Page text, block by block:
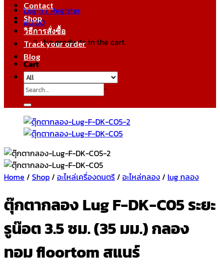
Login / Register
฿0.00
No products in the cart.
Cart
No products in the cart.
Contact
Shop
วิธีการสั่งซื้อ
Track your order
Blog
Search
for:
Home / Shop/ อะไหล่เครื่องดนตรี/ อะไหล่กลอง/ lug กลอง
ตุ๊กตากลอง Lug F-DK-C05 ระยะ
รูน๊อต 3.5 ซม. (35 มม.) กลอง
ทอม floortom สแนร์